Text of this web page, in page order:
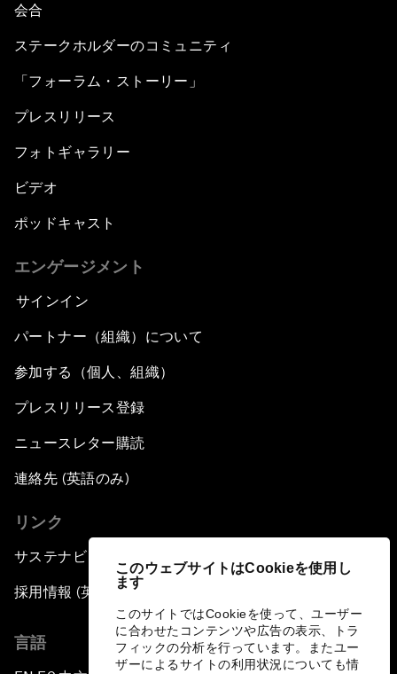
このウェブサイトはCookieを使用し
ます
このサイトではCookieを使って、ユーザー
に合わせたコンテンツや広告の表示、トラ
フィックの分析を行っています。またユー
ザーによるサイトの利用状況についても情
会合
ステークホルダーのコミュニティ
「フォーラム・ストーリー」
プレスリリース
フォトギャラリー
ビデオ
ポッドキャスト
エンゲージメント
サインイン
パートナー（組織）について
参加する（個人、組織）
プレスリリース登録
ニュースレター購読
連絡先 (英語のみ)
リンク
サステナビリティへの取り組み
採用情報 (英語のみ)
言語